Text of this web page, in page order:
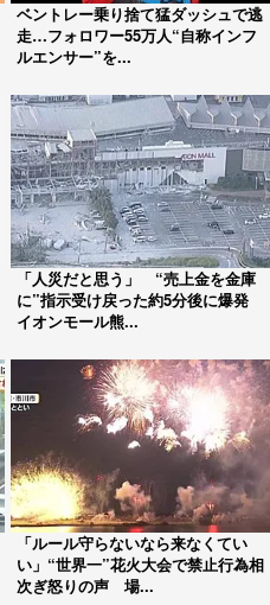
ベントレー乗り捨て猛ダッシュで逃
走…フォロワー55万人“自称インフ
ルエンサー”を...
「人災だと思う」 “売上金を金庫
に”指示受け戻った約5分後に爆発
イオンモール熊...
「ルール守らないなら来なくてい
い」“世界一”花火大会で禁止行為相
次ぎ怒りの声 場...